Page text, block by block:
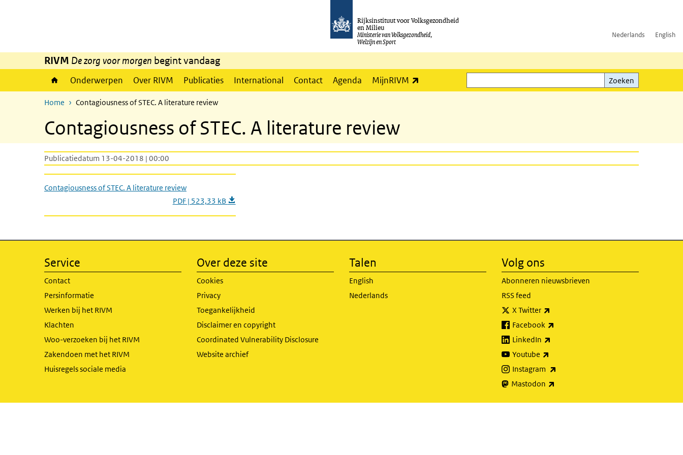
Rijksinstituut voor Volksgezondheid
en Milieu
Ministerie van Volksgezondheid,
Welzijn en Sport
Nederlands English
RIVM De zorg voor morgen begint vandaag
Onderwerpen Over RIVM Publicaties International Contact Agenda MijnRIVM
Zoeken
Zoeken
Home Contagiousness of STEC. A literature review
Contagiousness of STEC. A literature review
Publicatiedatum 13-04-2018 | 00:00
Contagiousness of STEC. A literature review
PDF | 523,33 kB
Service
Contact
Persinformatie
Werken bij het RIVM
Klachten
Woo-verzoeken bij het RIVM
Zakendoen met het RIVM
Huisregels sociale media
Over deze site
Cookies
Privacy
Toegankelijkheid
Disclaimer en copyright
Coordinated Vulnerability Disclosure
Website archief
Talen
English
Nederlands
Volg ons
Abonneren nieuwsbrieven
RSS feed
X Twitter
Facebook
LinkedIn
Youtube
Instagram
Mastodon